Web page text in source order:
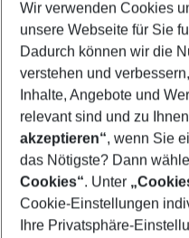
Select your date range
08/08/26–06/08/27
Who will travel
2 adults No
Show
Wir verwenden Cookies
unsere Webseite für Sie
Dadurch können wir die
verstehen und
Inhalte, Angebote und
relevant sind und zu
akzeptieren“, wenn Sie
das Nötigste? Dann
Cookies“. Unter
Cookie-Einstellungen
Ihre Privatsphäre-